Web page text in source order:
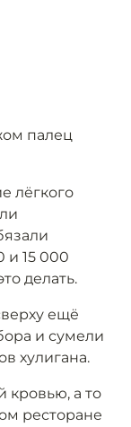
палец
лёгкого
и 15 000
делать.
ещё
и сумели
хулигана.
кровью, а то
ресторане